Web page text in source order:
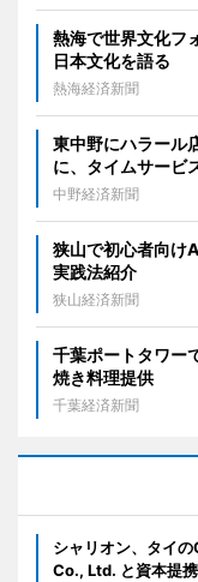
熱海で世界文化フ
日本文化を語る
熱海経済新聞
東中野にハラール
に、タイムサービ
中野経済新聞
狭山で初心者向け
実践法紹介
狭山経済新聞
千葉ポートタワー
焼き料理提供
千葉経済新聞
シャリオン、タイ
Co., Ltd. と資本提